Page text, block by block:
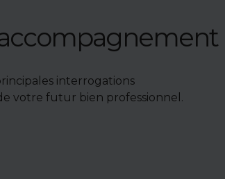
interrogations
votre futur bien professionnel.